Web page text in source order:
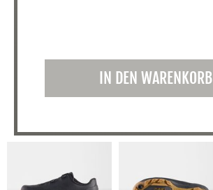
IN DEN WARENKORB